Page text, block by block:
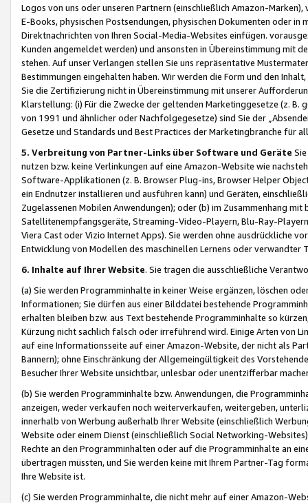
Logos von uns oder unseren Partnern (einschließlich Amazon-
E-Books, physischen Postsendungen, physischen Dokumenten oder in
Direktnachrichten von Ihren Social-Media-Websites einfügen.
Kunden angemeldet werden) und ansonsten in Übereinstimmung mit
stehen. Auf unser Verlangen stellen Sie uns repräsentative
Bestimmungen eingehalten haben. Wir werden die Form und den
Sie die Zertifizierung nicht in Übereinstimmung mit unserer
Klarstellung: (i) Für die Zwecke der geltenden Marketinggesetze (z. B.
von 1991 und ähnlicher oder Nachfolgegesetze) sind Sie der
Gesetze und Standards und Best Practices der Marketingbranche für
5. Verbreitung von Partner-Links über Software und Geräte
nutzen bzw. keine Verlinkungen auf eine Amazon-Website wie
Software-Applikationen (z. B. Browser Plug-ins, Browser Helper
ein Endnutzer installieren und ausführen kann) und Geräten,
Zugelassenen Mobilen Anwendungen); oder (b) im Zusammenhang
Satellitenempfangsgeräte, Streaming-Video-Playern, Blu-Ray-
Viera Cast oder Vizio Internet Apps). Sie werden ohne ausdrückliche
Entwicklung von Modellen des maschinellen Lernens oder
6. Inhalte auf Ihrer Website. Sie tragen die ausschließliche
(a) Sie werden Programminhalte in keiner Weise ergänzen, löschen
Informationen; Sie dürfen aus einer Bilddatei bestehende
erhalten bleiben bzw. aus Text bestehende Programminhalte so
Kürzung nicht sachlich falsch oder irreführend wird. Einige Arten von
auf eine Informationsseite auf einer Amazon-Website, der nicht als
Bannern); ohne Einschränkung der Allgemeingültigkeit des
Besucher Ihrer Website unsichtbar, unlesbar oder unentzifferbar
(b) Sie werden Programminhalte bzw. Anwendungen, die
anzeigen, weder verkaufen noch weiterverkaufen, weitergeben,
innerhalb von Werbung außerhalb Ihrer Website (einschließlich
Website oder einem Dienst (einschließlich Social Networking-
Rechte an den Programminhalten oder auf die Programminhalte an
übertragen müssten, und Sie werden keine mit Ihrem Partner-Tag
Ihre Website ist.
(c) Sie werden Programminhalte, die nicht mehr auf einer Amazon-